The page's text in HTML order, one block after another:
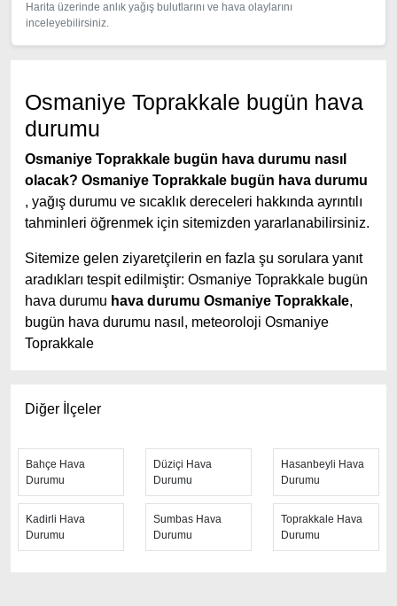
Harita üzerinde anlık yağış bulutlarını ve hava olaylarını
inceleyebilirsiniz.
Osmaniye Toprakkale bugün hava
durumu
Osmaniye Toprakkale bugün hava durumu nasıl
olacak? Osmaniye Toprakkale bugün hava durumu
, yağış durumu ve sıcaklık dereceleri hakkında ayrıntılı
tahminleri öğrenmek için sitemizden yararlanabilirsiniz.
Sitemize gelen ziyaretçilerin en fazla şu sorulara yanıt
aradıkları tespit edilmiştir: Osmaniye Toprakkale bugün
hava durumu hava durumu Osmaniye Toprakkale,
bugün hava durumu nasıl, meteoroloji Osmaniye
Toprakkale
iyi yapan site; hava durumu 15 günlük sitesidir.
durumu
günlük, hava durumu 10 günlük hava durumu 15 güne
kadar uzatılmış hava tahminleri ile tahminlerinin
yanında daha fazla ayrıntının yer aldığı saatlik hava
durumu tahminlerini bulabilirsiniz. Bu sitede yer alan
geniş tahmin süreleri, kolay ve anlaşılır görseller ile
Diğer İlçeler
Bahçe Hava
Durumu
Düziçi Hava
Durumu
Hasanbeyli Hava
Durumu
Kadirli Hava
Durumu
Sumbas Hava
Durumu
Toprakkale Hava
Durumu